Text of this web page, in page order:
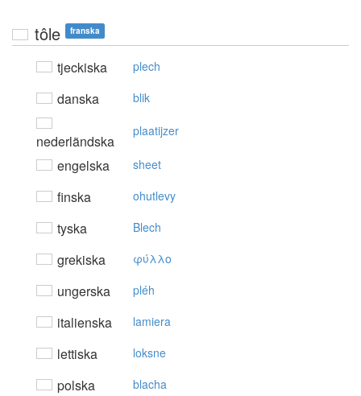
tôle franska
tjeckiska plech
danska blik
nederländska
plaatijzer
engelska sheet
finska ohutlevy
tyska Blech
grekiska φύλλo
ungerska pléh
italienska lamiera
lettiska loksne
polska blacha